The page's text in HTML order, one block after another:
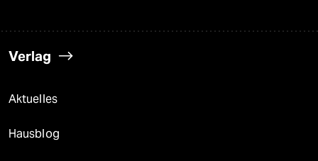
Verlag
Aktuelles
Hausblog